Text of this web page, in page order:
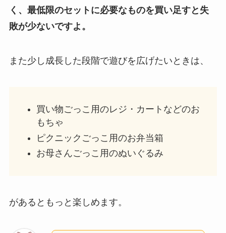
く、最低限のセットに必要なものを買い足すと失
敗が少ないですよ。
また少し成長した段階で遊びを広げたいときは、
買い物ごっこ用のレジ・カートなどのお
もちゃ
ピクニックごっこ用のお弁当箱
お母さんごっこ用のぬいぐるみ
があるともっと楽しめます。